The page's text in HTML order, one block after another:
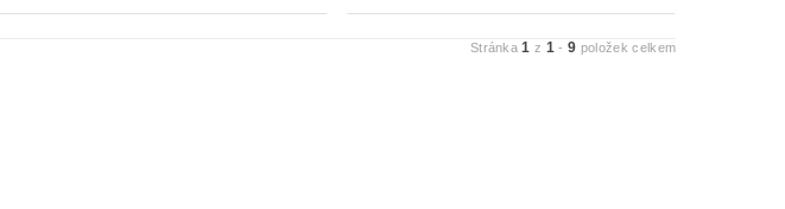
Stránka1 z 1 -9 položek celkem